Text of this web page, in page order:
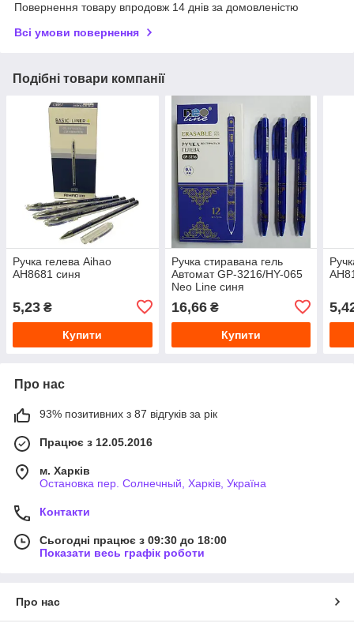
Повернення товару впродовж 14 днів за домовленістю
Всі умови повернення
Подібні товари компанії
Ручка гелева Aihao
AH8681 синя
5,23 ₴
Купити
Ручка стиравана гель
Автомат GP-3216/HY-065
Neo Line синя
різанням.
16,66₴
Купити
Про нас
93% позитивних з 87 відгуків за рік
Працює з 12.05.2016
м. Харків
Остановка пер. Солнечный, Харків, Україна
Контакти
Сьогодні працює з 09:30 до 18:00
Показати весь графік роботи
Про нас